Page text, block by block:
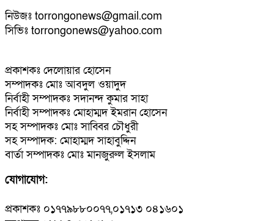
নিউজঃ torrongonews@gmail.com
সিভিঃ torrongonews@yahoo.com
প্রকাশকঃ দেলোয়ার হোসেন
সম্পাদকঃ মোঃ আবদুল ওয়াদুদ
নির্বাহী সম্পাদকঃ সদানন্দ কুমার সাহা
নির্বাহী সম্পাদকঃ মোহাম্মদ ইমরান হোসেন
সহ সম্পাদকঃ মোঃ সাব্বির চৌধুরী
সহ সম্পাদক: মোহাম্মদ সাহাবুদ্দিন
বার্তা সম্পাদকঃ মোঃ মানজুরুল ইসলাম
যোগাযোগ:
প্রকাশকঃ ০১৭৭৯৮৮০০৭৭,০১৭১৩ ০৪১৬০১